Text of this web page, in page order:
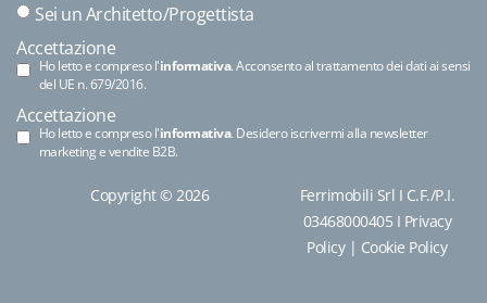
Sei un Architetto/Progettista
Accettazione
Ho letto e compreso l'informativa. Acconsento al trattamento dei dati ai sensi
del UE n. 679/2016.
Accettazione
Ho letto e compreso l'informativa. Desidero iscrivermi alla newsletter
marketing e vendite B2B.
Copyright © 2026
Ferrimobili Srl I C.F./P.I.
03468000405 I Privacy
Policy| Cookie Policy